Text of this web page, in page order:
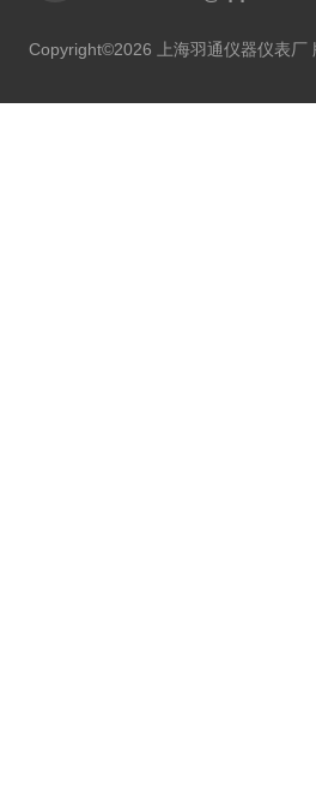
Copyright©2026 上海羽通仪器仪表